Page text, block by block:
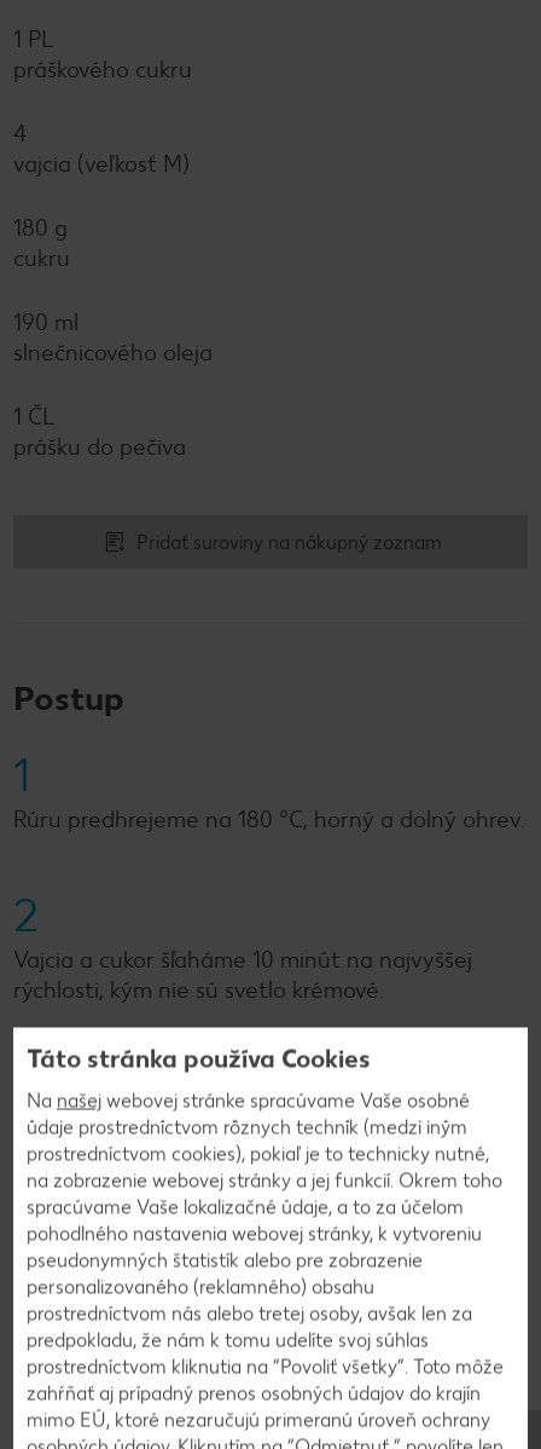
1 PL
práškového cukru
4
vajcia (veľkosť M)
180 g
cukru
190 ml
slnečnicového oleja
1 ČL
prášku do pečiva
Pridať suroviny na nákupný zoznam
Postup
1
Rúru predhrejeme na 180 °C, horný a dolný ohrev.
2
Vajcia a cukor šľaháme 10 minút na najvyššej
rýchlosti, kým nie sú svetlo krémové.
3
Pridáme slnečnicový olej a krátko premiešame. Do
vaječnej zmesi preosejeme pudingový prášok a
prášok do pečiva a tiež krátko premiešame. Dno
formy s priemerom 24 centimetrov vyložíme
papierom na pečenie a nalejeme do nej cesto.
4
Potom pečieme v dolnej tretine 28 až 30 minút.
Po upečení necháme koláč asi 45 minút chladnúť.
Táto stránka používa Cookies
Na našej webovej stránke spracúvame Vaše osobné
údaje prostredníctvom rôznych techník (medzi iným
prostredníctvom cookies), pokiaľ je to technicky nutné,
na zobrazenie webovej stránky a jej funkcií. Okrem toho
spracúvame Vaše lokalizačné údaje, a to za účelom
pohodlného nastavenia webovej stránky, k vytvoreniu
pseudonymných štatistík alebo pre zobrazenie
personalizovaného (reklamného) obsahu
prostredníctvom nás alebo tretej osoby, avšak len za
predpokladu, že nám k tomu udelíte svoj súhlas
prostredníctvom kliknutia na “Povoliť všetky”. Toto môže
zahŕňať aj prípadný prenos osobných údajov do krajín
mimo EÚ, ktoré nezaručujú primeranú úroveň ochrany